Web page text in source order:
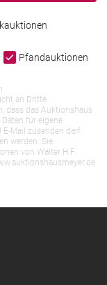
Pfandauktionen
an Dritte
dass das Auktionshaus
für eigene
Mail zusenden darf.
werden. Sie
von Walter H.F.